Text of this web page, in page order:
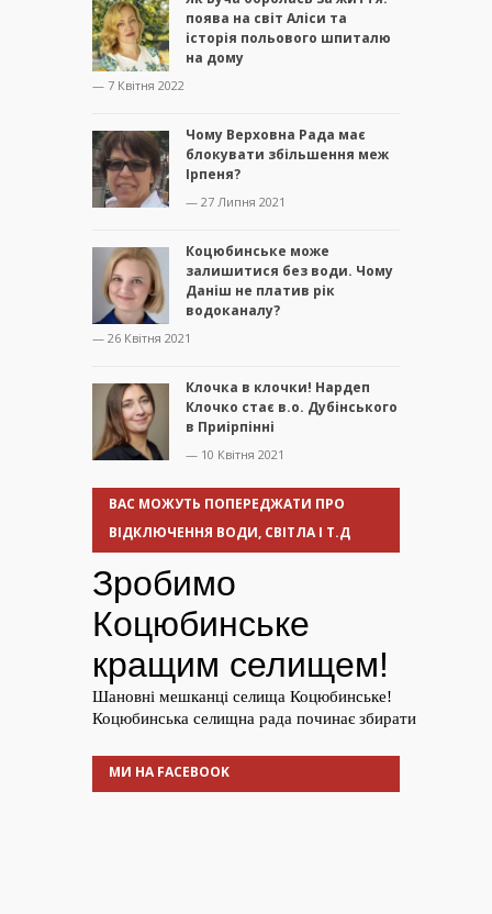
поява на світ Аліси та
історія польового шпиталю
на дому
— 7 Квітня 2022
Чому Верховна Рада має
блокувати збільшення меж
Ірпеня?
— 27 Липня 2021
Коцюбинське може
залишитися без води. Чому
Даніш не платив рік
водоканалу?
— 26 Квітня 2021
Клочка в клочки! Нардеп
Клочко стає в.о. Дубінського
в Приірпінні
— 10 Квітня 2021
ВАС МОЖУТЬ ПОПЕРЕДЖАТИ ПРО
ВІДКЛЮЧЕННЯ ВОДИ, СВІТЛА І Т.Д
МИ НА FACEBOOK